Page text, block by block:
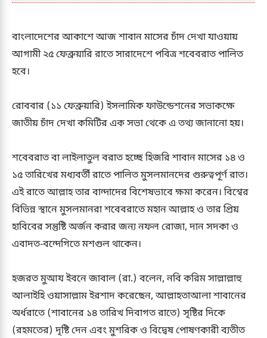
বাংলাদেশের আকাশে আজ শাবান মাসের চাঁদ দেখা যাওয়ায়
আগামী ২৫ ফেব্রুয়ারি রাতে সারাদেশে পবিত্র শবেবরাত পালিত
হবে।
রোববার (১১ ফেব্রুয়ারি) ইসলামিক ফাউন্ডেশনের সভাকক্ষে
জাতীয় চাঁদ দেখা কমিটির এক সভা থেকে এ তথ্য জানানো হয়।
শবেবরাত বা লাইলাতুল বরাত হচ্ছে হিজরি শাবান মাসের ১৪ ও
১৫ তারিখের মধ্যবর্তী রাতে পালিত মুসলমানদের গুরুত্বপূর্ণ রাত।
এই রাতে আল্লাহ তার বান্দাদের বিশেষভাবে ক্ষমা করেন। বিশ্বের
বিভিন্ন স্থানে মুসলমানরা শবেবরাতে মহান আল্লাহ ও তার প্রিয়
হাবিবের সন্তুষ্টি অর্জন করার জন্য নফল রোজা, দান সদকা ও
এবাদত-বন্দেগিতে মশগুল থাকেন।
হজরত মুআয ইবনে জাবাল (রা.) বলেন, নবি করিম সাল্লাল্লাহু
আলাইহি ওয়াসাল্লাম ইরশাদ করেছেন, আল্লাহতাআলা শাবানের
অর্ধরাতে (শাবানের ১৪ তারিখ দিবাগত রাতে) সৃষ্টির দিকে
(রহমতের) দৃষ্টি দেন এবং মুশরিক ও বিদ্বেষ পোষণকারী ব্যতীত